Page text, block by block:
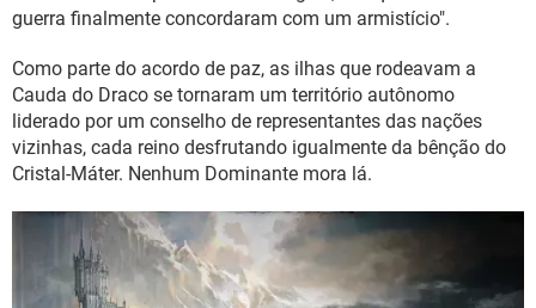
guerra finalmente concordaram com um armistício".
Como parte do acordo de paz, as ilhas que rodeavam a
Cauda do Draco se tornaram um território autônomo
liderado por um conselho de representantes das nações
vizinhas, cada reino desfrutando igualmente da bênção do
Cristal-Máter. Nenhum Dominante mora lá.